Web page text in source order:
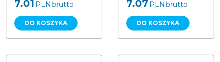
7.01 PLN brutto
DO KOSZYKA
7.07 PLN brutto
DO KOSZYKA
Nóż drewniany 17 cm (50) Papstar
Nóż sztaplowany wielorazowy WPC